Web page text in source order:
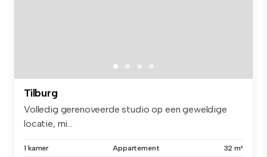
Tilburg
Volledig gerenoveerde studio op een geweldige
locatie, mi...
1 kamer Appartement 32 m²